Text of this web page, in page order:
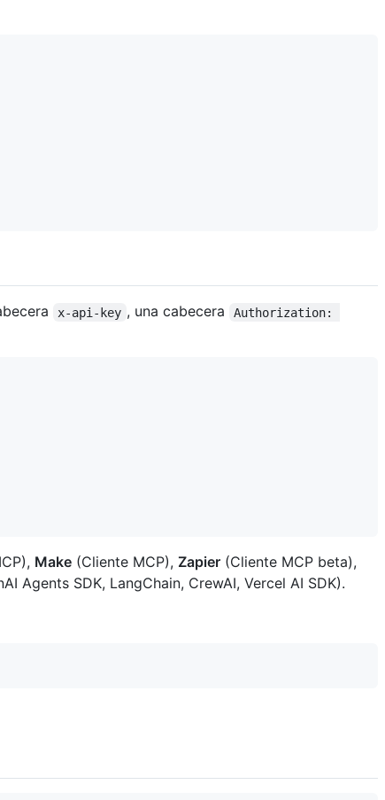
x-api-key , una cabecera
Authorization:
Make (Cliente MCP), Zapier (Cliente MCP beta),
Agents SDK, LangChain, CrewAI, Vercel AI SDK).